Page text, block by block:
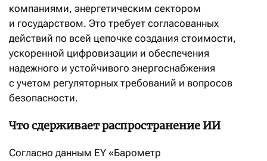
компаниями, энергетическим сектором
и государством. Это требует согласованных
действий по всей цепочке создания стоимости,
ускоренной цифровизации и обеспечения
надежного и устойчивого энергоснабжения
с учетом регуляторных требований и вопросов
безопасности.
Что сдерживает распространение ИИ
Согласно данным EY «Барометр